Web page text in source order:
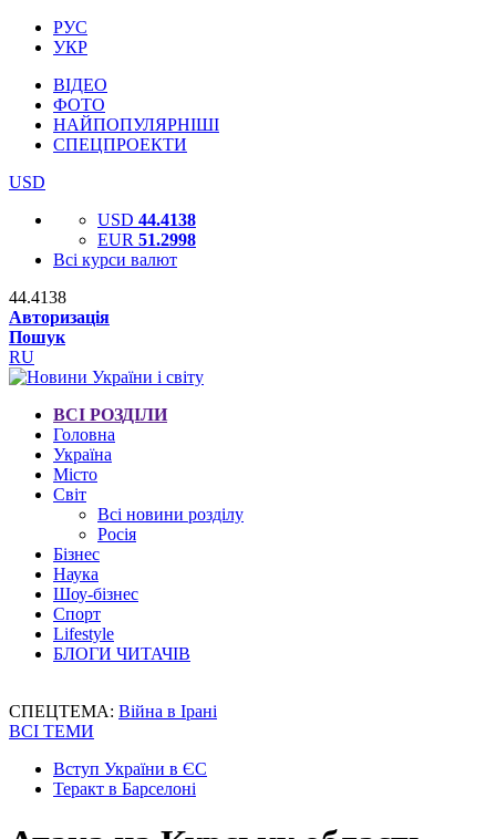
РУС
УКР
ВІДЕО
ФОТО
НАЙПОПУЛЯРНІШІ
СПЕЦПРОЕКТИ
USD
USD 44.4138
EUR 51.2998
Всі курси валют
44.4138
Авторизація
Пошук
RU
ВСІ РОЗДІЛИ
Головна
Україна
Місто
Світ
Всі новини розділу
Росія
Бізнес
Наука
Шоу-бізнес
Спорт
Lifestyle
БЛОГИ ЧИТАЧІВ
СПЕЦТЕМА: Війна в Ірані
ВСІ ТЕМИ
Вступ України в ЄС
Теракт в Барселоні